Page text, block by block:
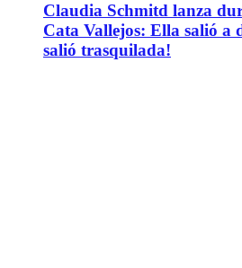
Claudia Schmitd lanza
Cata Vallejos: Ella salió a
salió trasquilada!